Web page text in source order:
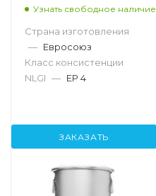
Узнать свободное наличие
Страна изготовления
— Евросоюз
Класс консистенции
NLGI — EP 4
ЗАКАЗАТЬ